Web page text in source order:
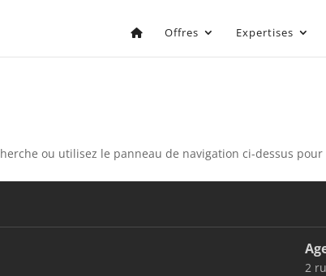
Offres Expertises
ou utilisez le panneau de navigation ci-dessus
2